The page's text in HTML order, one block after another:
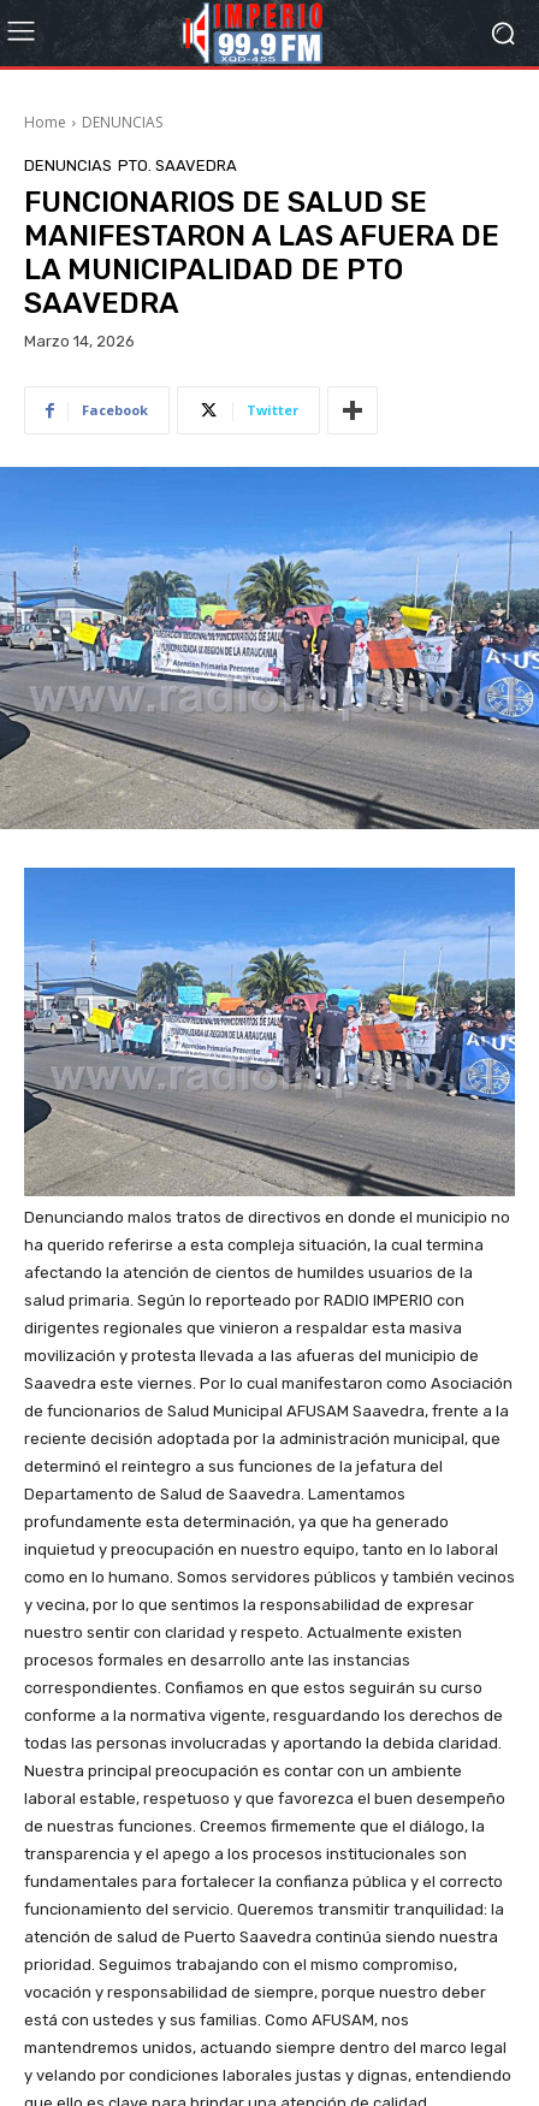
Home DENUNCIAS
DENUNCIAS PTO. SAAVEDRA
FUNCIONARIOS DE SALUD SE
MANIFESTARON A LAS AFUERA DE
LA MUNICIPALIDAD DE PTO
SAAVEDRA
Marzo 14, 2026
Facebook Twitter
Denunciando malos tratos de directivos en donde el municipio no
ha querido referirse a esta compleja situación, la cual termina
afectando la atención de cientos de humildes usuarios de la
salud primaria. Según lo reporteado por RADIO IMPERIO con
dirigentes regionales que vinieron a respaldar esta masiva
movilización y protesta llevada a las afueras del municipio de
Saavedra este viernes. Por lo cual manifestaron como Asociación
de funcionarios de Salud Municipal AFUSAM Saavedra, frente a la
reciente decisión adoptada por la administración municipal, que
determinó el reintegro a sus funciones de la jefatura del
Departamento de Salud de Saavedra. Lamentamos
profundamente esta determinación, ya que ha generado
inquietud y preocupación en nuestro equipo, tanto en lo laboral
como en lo humano. Somos servidores públicos y también vecinos
y vecina, por lo que sentimos la responsabilidad de expresar
nuestro sentir con claridad y respeto. Actualmente existen
procesos formales en desarrollo ante las instancias
correspondientes. Confiamos en que estos seguirán su curso
conforme a la normativa vigente, resguardando los derechos de
todas las personas involucradas y aportando la debida claridad.
Nuestra principal preocupación es contar con un ambiente
laboral estable, respetuoso y que favorezca el buen desempeño
de nuestras funciones. Creemos firmemente que el diálogo, la
transparencia y el apego a los procesos institucionales son
fundamentales para fortalecer la confianza pública y el correcto
funcionamiento del servicio. Queremos transmitir tranquilidad: la
atención de salud de Puerto Saavedra continúa siendo nuestra
prioridad. Seguimos trabajando con el mismo compromiso,
vocación y responsabilidad de siempre, porque nuestro deber
está con ustedes y sus familias. Como AFUSAM, nos
mantendremos unidos, actuando siempre dentro del marco legal
y velando por condiciones laborales justas y dignas, entendiendo